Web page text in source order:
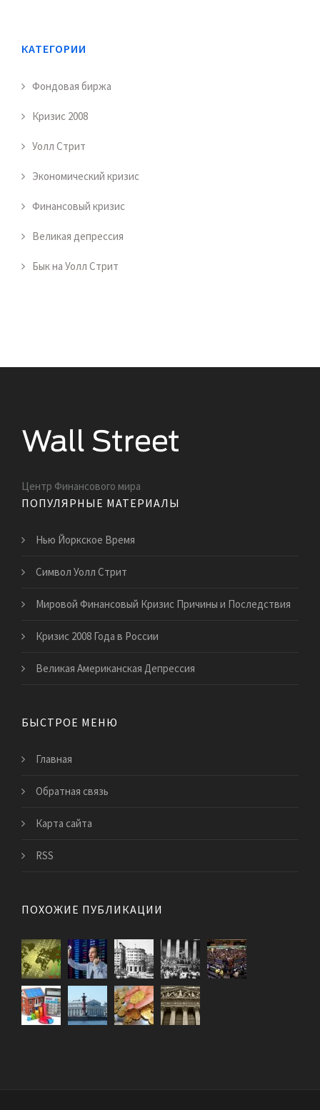
КАТЕГОРИИ
Фондовая биржа
Кризис 2008
Уолл Стрит
Экономический кризис
Финансовый кризис
Великая депрессия
Бык на Уолл Стрит
Центр Финансового мира
ПОПУЛЯРНЫЕ МАТЕРИАЛЫ
Нью Йоркское Время
Символ Уолл Стрит
Мировой Финансовый Кризис Причины и Последствия
Кризис 2008 Года в России
Великая Американская Депрессия
БЫСТРОЕ МЕНЮ
Главная
Обратная связь
Карта сайта
RSS
ПОХОЖИЕ ПУБЛИКАЦИИ